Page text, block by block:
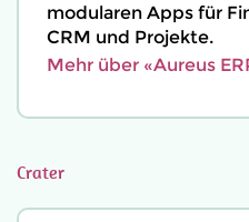
modularen Apps für
CRM und Projekte.
Mehr über «Aureus
Crater